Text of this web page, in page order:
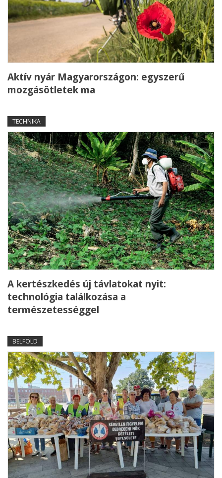
Aktív nyár Magyarországon: egyszerű
mozgásötletek ma
TECHNIKA
A kertészkedés új távlatokat nyit:
technológia találkozása a
természetességgel
BELFÖLD